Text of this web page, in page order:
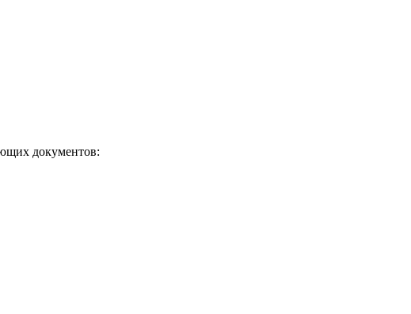
документов: